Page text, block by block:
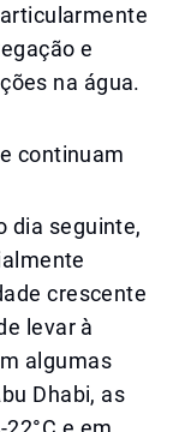
e
na água.
continuam
dia seguinte,
crescente
levar à
algumas
Dhabi, as